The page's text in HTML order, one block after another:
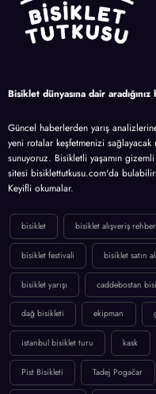
Bisiklet dünyasına dair
Güncel haberlerden yarış
yeni rotalar keşfetmenizi
sunuyoruz. Bisikletli yaşamın gizemli
sitesi bisiklettutkusu.com'da
Keyifli okumalar.
bisiklet bisiklet alışveriş
bisiklet festivali bisiklet satın
bisiklet yarışı caddebostan
dağ bisikleti ekipman
istanbul bisiklet turu kask
Pist Bisikleti Tadej Pogačar